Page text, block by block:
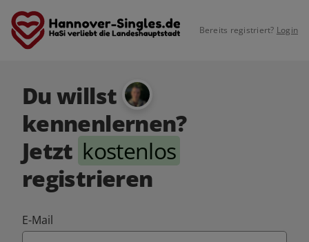
Bereits registriert? Login
Du willst
kennenlernen?
Jetzt kostenlos
registrieren
E-Mail